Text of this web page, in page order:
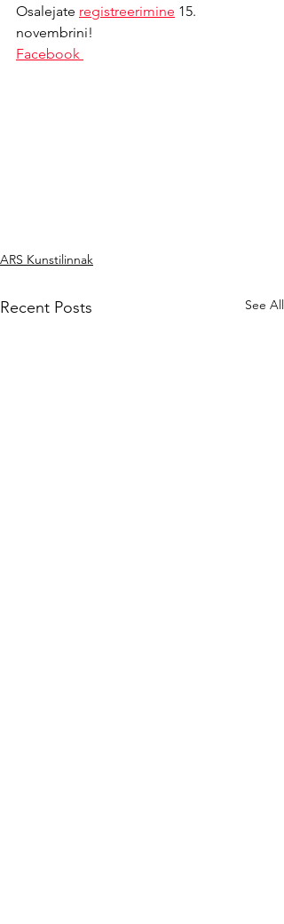
Osalejate registreerimine 15.
novembrini!
Facebook
ARS Kunstilinnak
Recent Posts See All